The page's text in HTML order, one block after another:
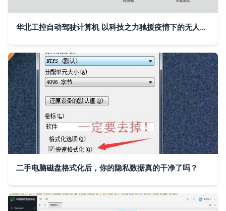
华北工控自动驾驶计算机 以科技之力驰援疫情下的无人配送车
二手电脑磁盘格式化后，你的隐私数据真的干净了吗？